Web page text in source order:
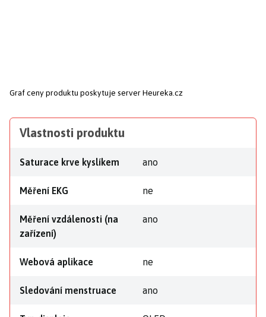
Graf ceny produktu poskytuje server Heureka.cz
Vlastnosti produktu
Saturace krve kyslíkem ano
Měření EKG ne
Měření vzdálenosti (na
zařízení)
ano
Webová aplikace ne
Sledování menstruace ano